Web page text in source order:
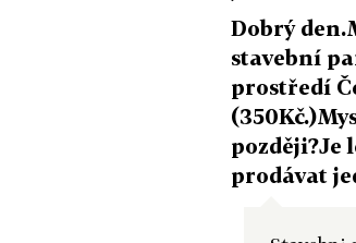
Dobrý
stavební
prostředí
později?Je
prodávat